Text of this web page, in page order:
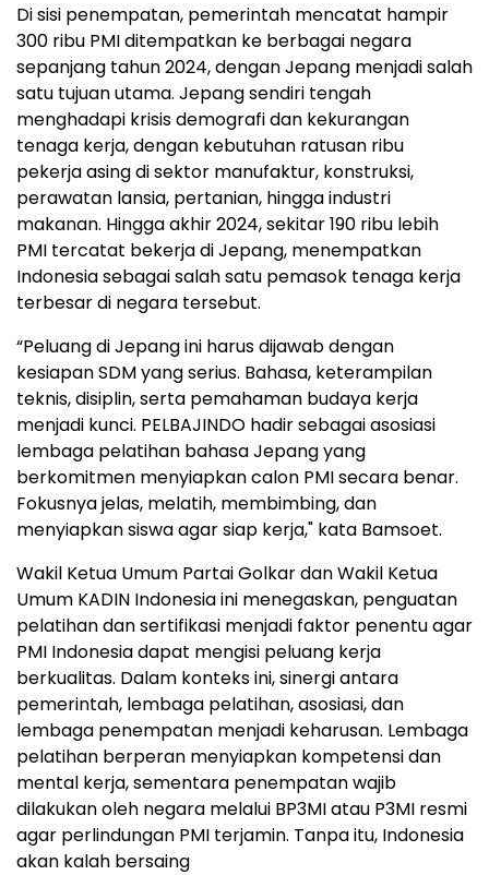
Di sisi penempatan, pemerintah mencatat hampir
300 ribu PMI ditempatkan ke berbagai negara
sepanjang tahun 2024, dengan Jepang menjadi salah
satu tujuan utama. Jepang sendiri tengah
menghadapi krisis demografi dan kekurangan
tenaga kerja, dengan kebutuhan ratusan ribu
pekerja asing di sektor manufaktur, konstruksi,
perawatan lansia, pertanian, hingga industri
makanan. Hingga akhir 2024, sekitar 190 ribu lebih
PMI tercatat bekerja di Jepang, menempatkan
Indonesia sebagai salah satu pemasok tenaga kerja
terbesar di negara tersebut.
“Peluang di Jepang ini harus dijawab dengan
kesiapan SDM yang serius. Bahasa, keterampilan
teknis, disiplin, serta pemahaman budaya kerja
menjadi kunci. PELBAJINDO hadir sebagai asosiasi
lembaga pelatihan bahasa Jepang yang
berkomitmen menyiapkan calon PMI secara benar.
Fokusnya jelas, melatih, membimbing, dan
menyiapkan siswa agar siap kerja," kata Bamsoet.
Wakil Ketua Umum Partai Golkar dan Wakil Ketua
Umum KADIN Indonesia ini menegaskan, penguatan
pelatihan dan sertifikasi menjadi faktor penentu agar
PMI Indonesia dapat mengisi peluang kerja
berkualitas. Dalam konteks ini, sinergi antara
pemerintah, lembaga pelatihan, asosiasi, dan
lembaga penempatan menjadi keharusan. Lembaga
pelatihan berperan menyiapkan kompetensi dan
mental kerja, sementara penempatan wajib
dilakukan oleh negara melalui BP3MI atau P3MI resmi
agar perlindungan PMI terjamin. Tanpa itu, Indonesia
akan kalah bersaing